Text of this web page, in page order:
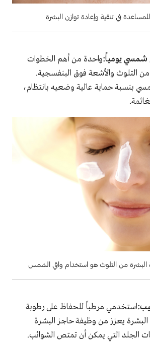
في تنقية وإعادة توازن البشرة
شمسي يومياً:واحدة من أهم الخطوات
من التلوث والأشعة فوق البنفسجية.
بنسبة حماية عالية وضعيه بانتظام،
.
البشرة من التلوث هو استخدام واقي الشمس
استخدمي مرطباً للحفاظ على رطوبة
يعزز من وظيفة حاجز البشرة
الجلد التي يمكن أن تمتص الشوائب.